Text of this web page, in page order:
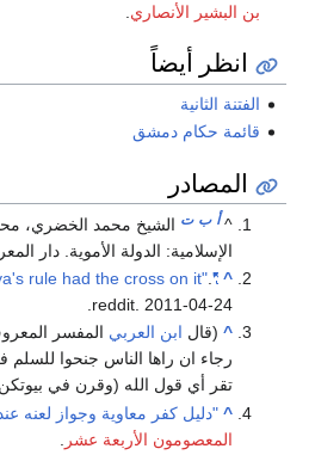
بن البشير الأنصاري
انظر أيضاً
الفتنة الثانية
قائمة حكام دمشق
المصادر
^أ ب ت الشيخ محمد الخضري،
الإسلامية: الدولة الأموية. دار
^
"The coin of Mu'awiya's rule had the cross on it"
.
reddit. 2011-04-24.
^ (قال ابن العربي المفسر
رجاء ان راها الناس جنحوا للسلم
تقر أي قول الله (وقرن في
^ "دليل كفر معاوية وجواز لعنه
المعصومون الأربعة عشر